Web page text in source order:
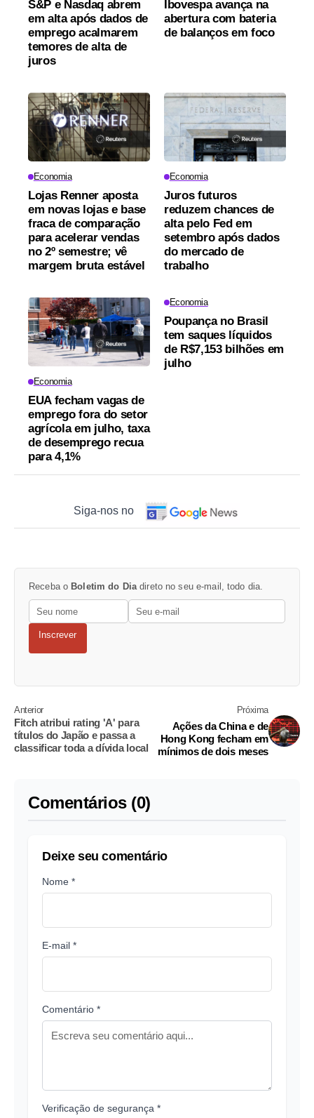
S&P e Nasdaq abrem
em alta após dados de
emprego acalmarem
temores de alta de
juros
Ibovespa avança na
abertura com bateria
de balanços em foco
Economia
Lojas Renner aposta
em novas lojas e base
fraca de comparação
para acelerar vendas
no 2º semestre; vê
margem bruta estável
Economia
Juros futuros
reduzem chances de
alta pelo Fed em
setembro após dados
do mercado de
trabalho
Economia
EUA fecham vagas de
emprego fora do setor
agrícola em julho, taxa
de desemprego recua
para 4,1%
Economia
Poupança no Brasil
tem saques líquidos
de R$7,153 bilhões em
julho
Siga-nos no
Receba o Boletim do Dia direto no seu e-mail, todo dia.
Inscrever
Anterior
Fitch atribui rating 'A' para
títulos do Japão e passa a
classificar toda a dívida local
Próxima
Ações da China e de
Hong Kong fecham em
mínimos de dois meses
Comentários (0)
Deixe seu comentário
Nome *
E-mail *
Comentário *
Verificação de segurança *